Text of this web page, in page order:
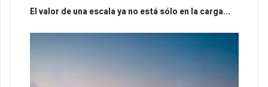
El valor de una escala ya no está sólo en la carga...